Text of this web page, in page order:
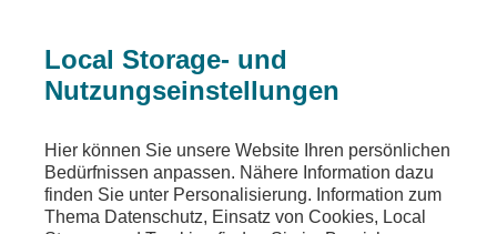
Local Storage- und
Nutzungseinstellungen
Hier können Sie unsere Website Ihren persönlichen
Bedürfnissen anpassen. Nähere Information dazu
finden Sie unter Personalisierung. Information zum
Thema Datenschutz, Einsatz von Cookies, Local